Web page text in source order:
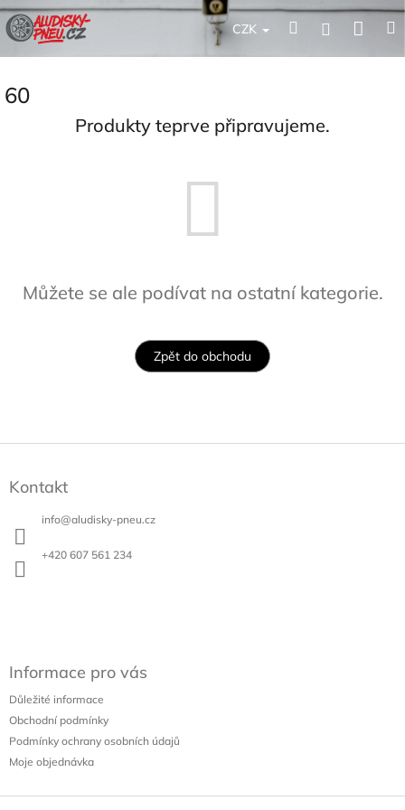
Přejít
na
obsah
CZK HledatPřihlášení
60
Produkty teprve připravujeme.
Můžete se ale podívat na ostatní kategorie.
Zpět do obchodu
Kontakt
info@aludisky-pneu.cz
+420 607 561 234
Informace pro vás
Důležité informace
Obchodní podmínky
Podmínky ochrany osobních údajů
Moje objednávka